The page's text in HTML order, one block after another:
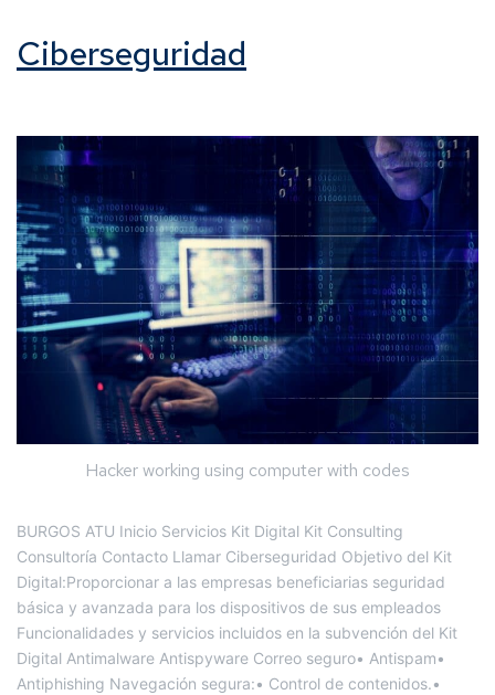
Ciberseguridad
Hacker working using computer with codes
BURGOS ATU Inicio Servicios Kit Digital Kit Consulting
Consultoría Contacto Llamar Ciberseguridad Objetivo del Kit
Digital:Proporcionar a las empresas beneficiarias seguridad
básica y avanzada para los dispositivos de sus empleados
Funcionalidades y servicios incluidos en la subvención del Kit
Digital Antimalware Antispyware Correo seguro• Antispam•
Antiphishing Navegación segura:• Control de contenidos.•